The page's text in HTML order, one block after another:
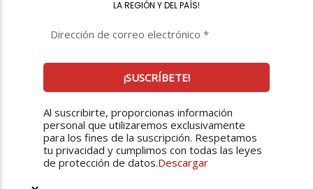
LA REGIÓN Y DEL PAÍS!
Al suscribirte, proporcionas información
personal que utilizaremos exclusivamente
para los fines de la suscripción. Respetamos
tu privacidad y cumplimos con todas las leyes
de protección de datos.Descargar